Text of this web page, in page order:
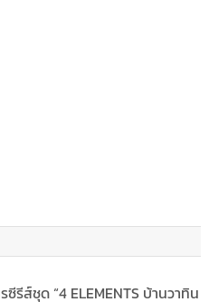
ซีรีส์ชุด “4 ELEMENTS บ้านวาทิน